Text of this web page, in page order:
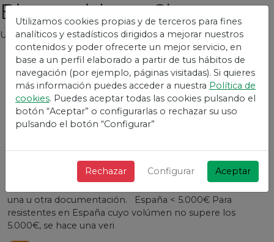
Bienvenidos a Chatter
Un foro con un simple librería para Laravel
Nueva pregunta
Todas las preguntas
FAQ
Preguntas
Mejoras
Blog
dinero evento
Publicado porGabrielhace 5 años
una u otra documentación. España < 5.000€ Para
resistentes en España cuyo volúmen no supere los
5.000€, se hace una veri
Utilizamos cookies propias y de terceros para fines
analíticos y estadísticos dirigidos a mejorar nuestros
contenidos y poder ofrecerte un mejor servicio, en
base a un perfil elaborado a partir de tus hábitos de
navegación (por ejemplo, páginas visitadas). Si quieres
más información puedes acceder a nuestra Política de
cookies. Puedes aceptar todas las cookies pulsando el
botón “Aceptar” o configurarlas o rechazar su uso
pulsando el botón “Configurar”
Rechazar Configurar Aceptar